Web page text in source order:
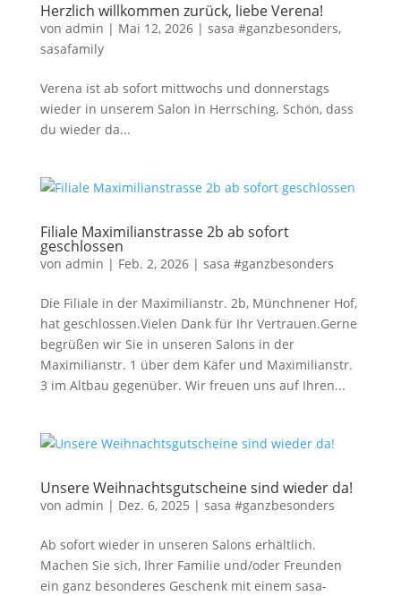
Herzlich willkommen zurück, liebe Verena!
von admin | Mai 12, 2026| sasa #ganzbesonders,
sasafamily
Verena ist ab sofort mittwochs und donnerstags
wieder in unserem Salon in Herrsching. Schön, dass
du wieder da...
Filiale Maximilianstrasse 2b ab sofort
geschlossen
von admin | Feb. 2, 2026| sasa #ganzbesonders
Die Filiale in der Maximilianstr. 2b, Münchnener Hof,
hat geschlossen.Vielen Dank für Ihr Vertrauen.Gerne
begrüßen wir Sie in unseren Salons in der
Maximilianstr. 1 über dem Käfer und Maximilianstr.
3 im Altbau gegenüber. Wir freuen uns auf Ihren...
Unsere Weihnachtsgutscheine sind wieder da!
von admin | Dez. 6, 2025 | sasa #ganzbesonders
Ab sofort wieder in unseren Salons erhältlich.
Machen Sie sich, Ihrer Familie und/oder Freunden
ein ganz besonderes Geschenk mit einem sasa-